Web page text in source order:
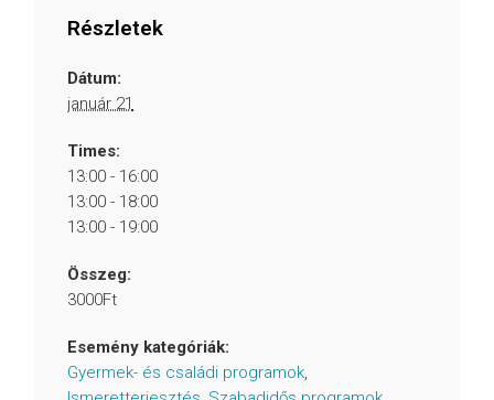
Részletek
Dátum:
január 21
Times:
13:00 - 16:00
13:00 - 18:00
13:00 - 19:00
Összeg:
3000Ft
Esemény kategóriák:
Gyermek- és családi programok,